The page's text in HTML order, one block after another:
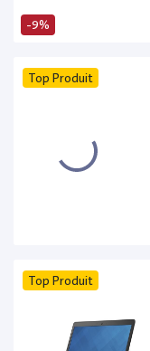
-9%
Top Produit
Top Produit